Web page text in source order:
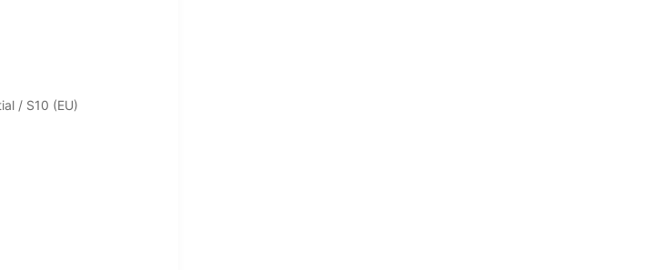
/ S10 (EU)